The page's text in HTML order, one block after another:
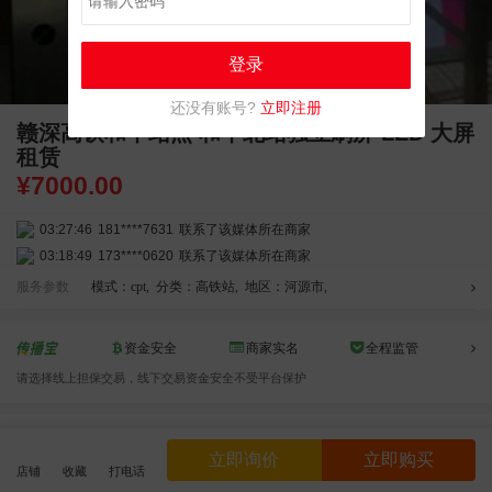
店铺 收藏 打电话
立即询价 立即购买
赣深高铁和平站点 和平北站独立刷屏 LED 大屏
租赁
¥7000.00
03:27:46 181****7631 联系了该媒体所在商家
03:18:49 173****0620 联系了该媒体所在商家
03:20:56
156****3374 联系了该媒体所在商家
04:12:36
181****8167
联系了该媒体所在商家
192****2334 联系了该媒体所在商家
03:40:56
157****6971
联系了该媒体所在商家
服务参数 模式：cpt, 分类：高铁站, 地区：河源市,
资金安全 商家实名 全程监管
请选择线上担保交易，线下交易资金安全不受平台保护
登录
还没有账号? 立即注册